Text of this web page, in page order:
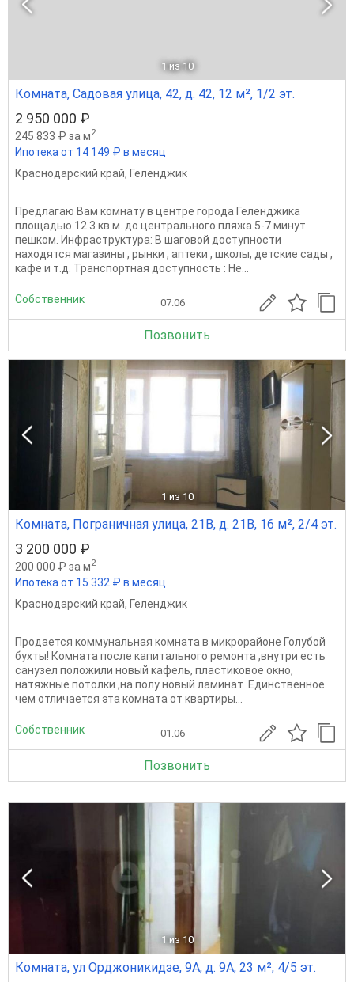
1 из 10
Комната, Садовая улица, 42, д. 42, 12 м², 1/2 эт.
2 950 000 ₽
245 833 ₽ за м2
Ипотека от 14 149 ₽ в месяц
Краснодарский край, Геленджик
Предлагаю Вам комнату в центре города Геленджика
площадью 12.3 кв.м. до центрального пляжа 5-7 минут
пешком. Инфраструктура: В шаговой доступности
находятся магазины , рынки , аптеки , школы, детские сады ,
кафе и т.д. Транспортная доступность : Не...
Собственник 07.06
Позвонить
1 из 10
Комната, Пограничная улица, 21В, д. 21В, 16 м², 2/4 эт.
3 200 000 ₽
200 000 ₽ за м2
Ипотека от 15 332 ₽ в месяц
Краснодарский край, Геленджик
Продается коммунальная комната в микрорайоне Голубой
бухты! Комната после капитального ремонта ,внутри есть
санузел положили новый кафель, пластиковое окно,
натяжные потолки ,на полу новый ламинат .Единственное
чем отличается эта комната от квартиры...
Собственник 01.06
Позвонить
1 из 10
Комната, ул Орджоникидзе, 9А, д. 9А, 23 м², 4/5 эт.